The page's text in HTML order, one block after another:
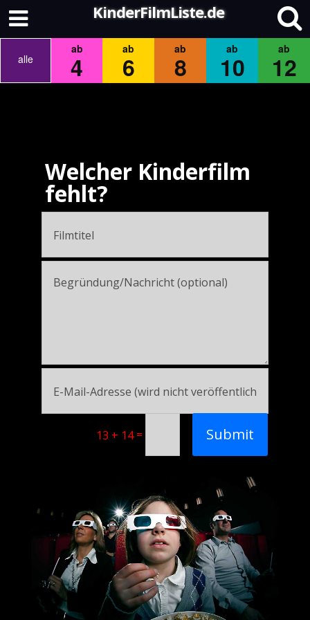
KinderFilmListe.de
alle
ab
4
ab
6
ab
8
ab
10
ab
12
Welcher Kinderfilm
fehlt?
13 + 14= Submit